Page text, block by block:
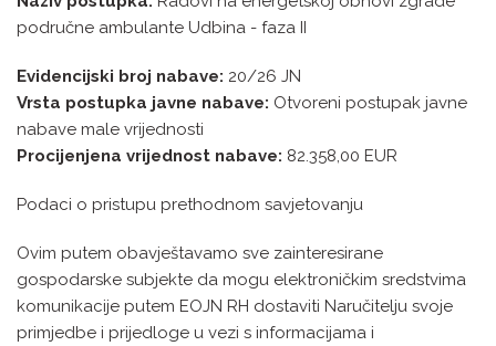
područne ambulante Udbina - faza II
Evidencijski broj nabave: 20/26 JN
Vrsta postupka javne nabave: Otvoreni postupak javne
nabave male vrijednosti
Procijenjena vrijednost nabave: 82.358,00 EUR
Podaci o pristupu prethodnom savjetovanju
Ovim putem obavještavamo sve zainteresirane
gospodarske subjekte da mogu elektroničkim sredstvima
komunikacije putem EOJN RH dostaviti Naručitelju svoje
primjedbe i prijedloge u vezi s informacijama i